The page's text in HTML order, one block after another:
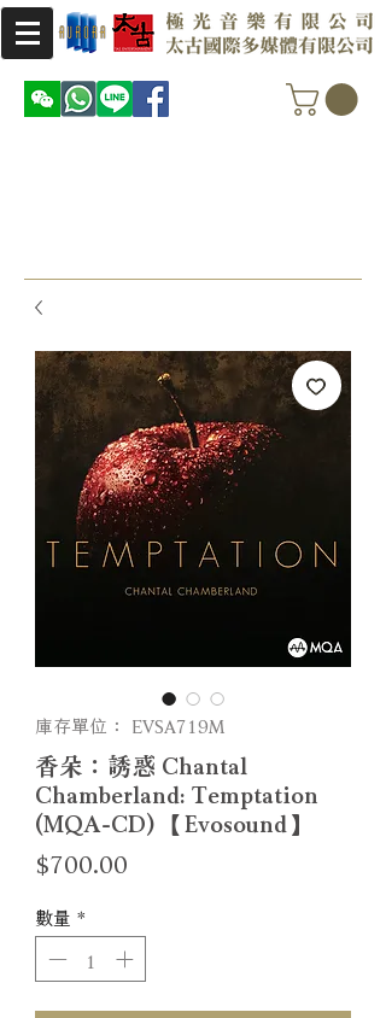
庫存單位： EVSA719M
香朵：誘惑 Chantal
Chamberland: Temptation
(MQA-CD) 【Evosound】
$700.00
數量 *